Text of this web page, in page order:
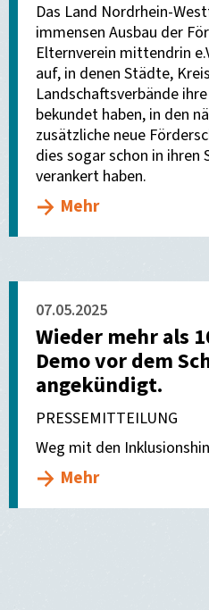
Das Land Nordrhein-
immensen Ausbau der
Elternverein mittendrin
auf, in denen Städte,
Landschaftsverbände
bekundet haben, in den
zusätzliche neue
dies sogar schon in ihren
verankert haben.
Mehr
07.05.2025
Wieder mehr als
Demo vor dem
angekündigt.
PRESSEMITTEILUNG
Weg mit den
Mehr